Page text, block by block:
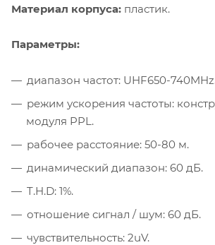
Материал корпуса: пластик.
Параметры:
диапазон частот: UHF650-
режим ускорения частоты:
модуля PPL.
рабочее расстояние: 50-80 м.
динамический диапазон: 60 дБ.
T.H.D: 1%.
отношение сигнал / шум: 60 дБ.
чувствительность: 2uV.